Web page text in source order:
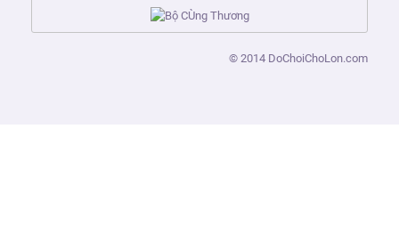
© 2014 DoChoiChoLon.com